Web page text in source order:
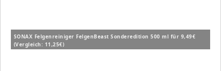
SONAX Felgenreiniger FelgenBeast Sonderedition 500 ml für 9,49€
(Vergleich: 11,25€)